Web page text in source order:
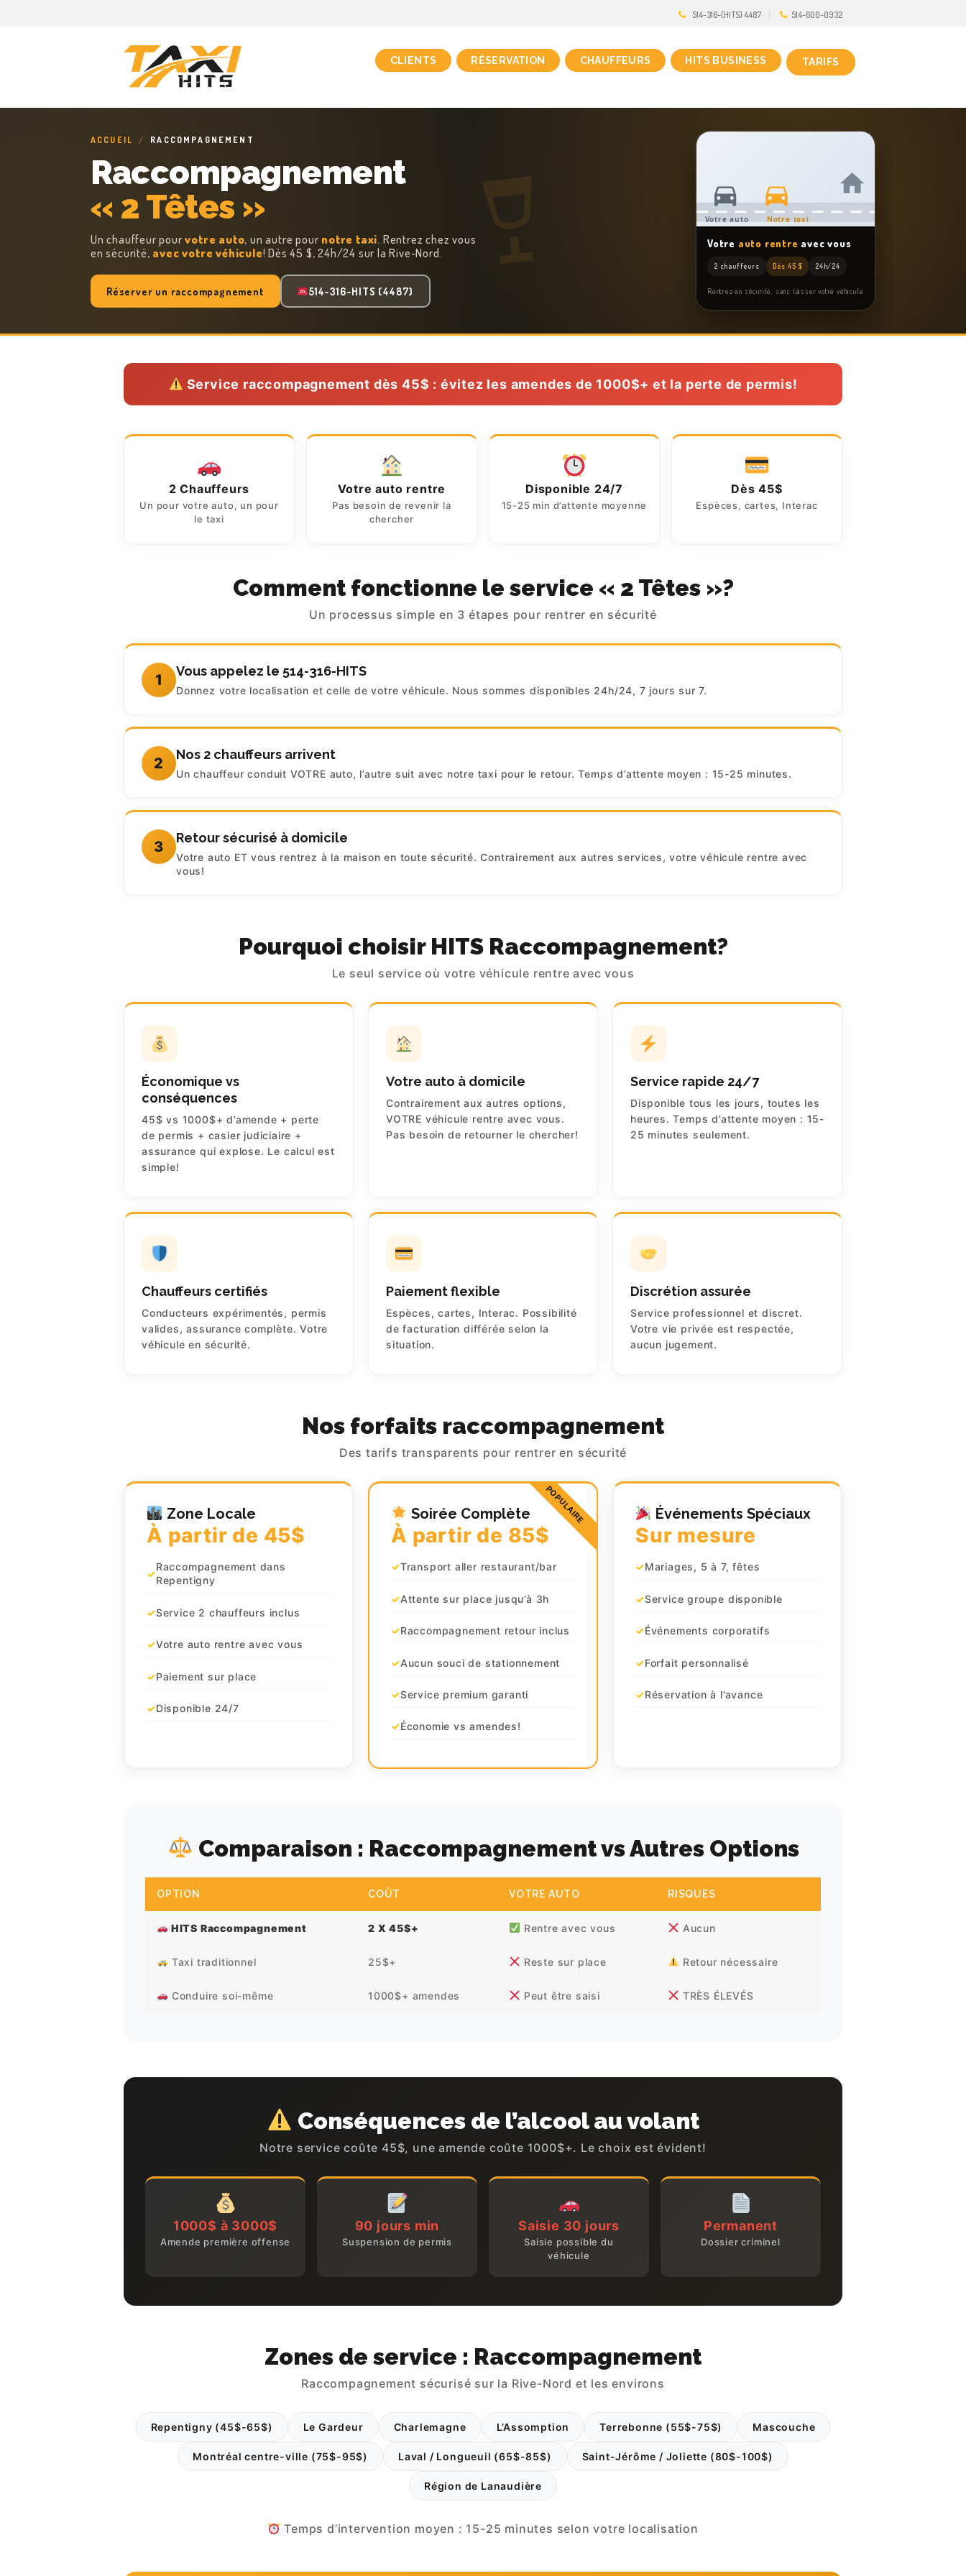
514-316-(HITS) 4487 514-600-0932
CLIENTS RÉSERVATION CHAUFFEURS HITS BUSINESS TARIFS
RÉSERVATION
HITS BUSINESS
ACCUEIL / RACCOMPAGNEMENT
Raccompagnement
« 2 Têtes »
Un chauffeur pourvotre auto, un autre pour notre taxi. Rentrez chez vous
en sécurité, avec votre véhicule! Dès 45 $, 24h/24 sur la Rive-Nord.
Réserver un raccompagnement 514-316-HITS (4487)
Votre auto Notre taxi
Votre auto rentre avec vous
2 chauffeurs Dès 45 $ 24h/24
Rentrez en sécurité, sans laisser votre véhicule
Service raccompagnement dès 45$ : évitez les amendes de 1000$+ et la perte de permis!
2 Chauffeurs
Un pour votre auto, un pour
le taxi
Votre auto rentre
Pas besoin de revenir la
chercher
Disponible 24/7
15-25 min d’attente moyenne
Dès 45$
Espèces, cartes, Interac
Comment fonctionne le service « 2 Têtes »?
Un processus simple en 3 étapes pour rentrer en sécurité
1 Vous appelez le 514-316-HITS
Donnez votre localisation et celle de votre véhicule. Nous sommes disponibles 24h/24, 7 jours sur 7.
2 Nos 2 chauffeurs arrivent
Un chauffeur conduit VOTRE auto, l’autre suit avec notre taxi pour le retour. Temps d’attente moyen : 15-25 minutes.
3 Retour sécurisé à domicile
Votre auto ET vous rentrez à la maison en toute sécurité. Contrairement aux autres services, votre véhicule rentre avec
vous!
Pourquoi choisir HITS Raccompagnement?
Le seul service où votre véhicule rentre avec vous
Économique vs
conséquences
45$ vs 1000$+ d’amende + perte
de permis + casier judiciaire +
assurance qui explose. Le calcul est
simple!
Votre auto à domicile
Contrairement aux autres options,
VOTRE véhicule rentre avec vous.
Pas besoin de retourner le chercher!
Service rapide 24/7
Disponible tous les jours, toutes les
heures. Temps d’attente moyen : 15-
25 minutes seulement.
Chauffeurs certifiés
Conducteurs expérimentés, permis
valides, assurance complète. Votre
véhicule en sécurité.
Paiement flexible
Espèces, cartes, Interac. Possibilité
de facturation différée selon la
situation.
Discrétion assurée
Service professionnel et discret.
Votre vie privée est respectée,
aucun jugement.
Nos forfaits raccompagnement
Des tarifs transparents pour rentrer en sécurité
Zone Locale
À partir de 45$
Raccompagnement dans
Repentigny
Service 2 chauffeurs inclus
Votre auto rentre avec vous
Paiement sur place
Disponible 24/7
Soirée Complète
À partir de 85$
Transport aller restaurant/bar
Attente sur place jusqu’à 3h
Raccompagnement retour inclus
Aucun souci de stationnement
Service premium garanti
Économie vs amendes!
Événements Spéciaux
Sur mesure
Mariages, 5 à 7, fêtes
Service groupe disponible
Événements corporatifs
Forfait personnalisé
Réservation à l’avance
Comparaison : Raccompagnement vs Autres Options
OPTION COÛT VOTRE AUTO RISQUES
HITS Raccompagnement 2 X 45$+ Rentre avec vous Aucun
Taxi traditionnel 25$+ Reste sur place Retour nécessaire
Conduire soi-même 1000$+ amendes Peut être saisi TRÈS ÉLEVÉS
Conséquences de l’alcool au volant
Notre service coûte 45$, une amende coûte 1000$+. Le choix est évident!
1000$ à 3000$
Amende première offense
90 jours min
Suspension de permis
Saisie 30 jours
Saisie possible du
véhicule
Permanent
Dossier criminel
Zones de service : Raccompagnement
Raccompagnement sécurisé sur la Rive-Nord et les environs
Repentigny (45$-65$) Le Gardeur Charlemagne L’Assomption Terrebonne (55$-75$) Mascouche
Montréal centre-ville (75$-95$) Laval / Longueuil (65$-85$) Saint-Jérôme / Joliette (80$-100$)
Région de Lanaudière
Temps d’intervention moyen : 15-25 minutes selon votre localisation